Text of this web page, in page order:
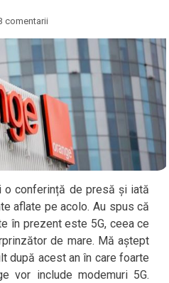
comentarii
o conferință de presă și iată
aflate pe acolo. Au spus că
în prezent este 5G, ceea ce
de mare. Mă aștept
după acest an în care foarte
vor include modemuri 5G.